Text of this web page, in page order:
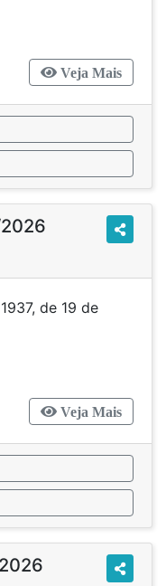
Veja Mais
de 19 de
Veja Mais